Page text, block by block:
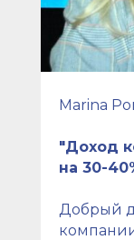
Marina
"Доход
на 30-
Добрый